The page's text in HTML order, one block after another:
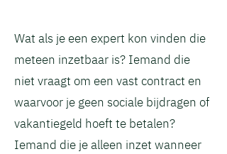
Wat als je een expert kon vinden die
meteen inzetbaar is? Iemand die
niet vraagt om een vast contract en
waarvoor je geen sociale bijdragen of
vakantiegeld hoeft te betalen?
Iemand die je alleen inzet wanneer